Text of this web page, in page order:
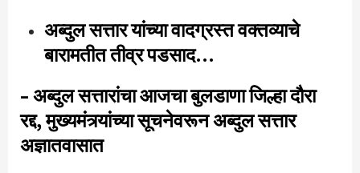
अब्दुल सत्तार यांच्या वादग्रस्त वक्तव्याचे
बारामतीत तीव्र पडसाद…
– अब्दुल सत्तारांचा आजचा बुलडाणा जिल्हा दौरा
रद्द, मुख्यमंत्र्यांच्या सूचनेवरून अब्दुल सत्तार
अज्ञातवासात